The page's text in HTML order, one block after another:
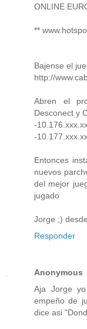
ONLINE
**
Bajense el
http://
Abren el
Desconect y
-
-
Entonces
nuevos
del mejor
jugado
Jorge ;)
Responder
Anonymous
Aja Jorge
empeño de
dice asi